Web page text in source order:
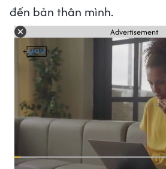
đến bản thân mình.
Advertisement